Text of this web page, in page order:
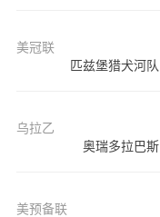
美冠联
匹兹堡猎犬河队
乌拉乙
奥瑞多拉巴斯
美预备联